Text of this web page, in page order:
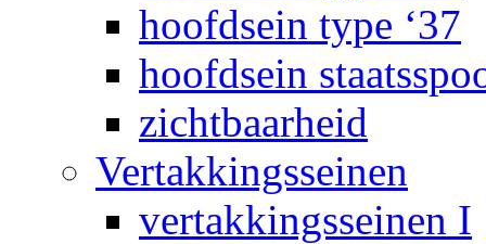
hoofdsein type ‘37
hoofdsein
zichtbaarheid
Vertakkingsseinen
vertakkingsseinen I